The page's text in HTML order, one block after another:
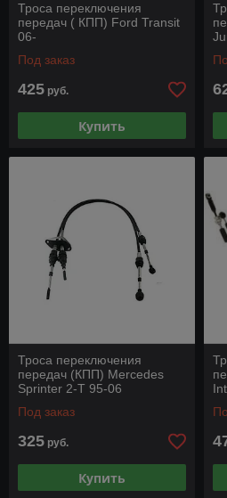
Троса переключения
передач ( КПП) Ford Transit
06-
Под заказ
425 руб.
Купить
Троса переключения
передач (КПП) Mercedes
Sprinter 2-T 95-06
Под заказ
325 руб.
Купить